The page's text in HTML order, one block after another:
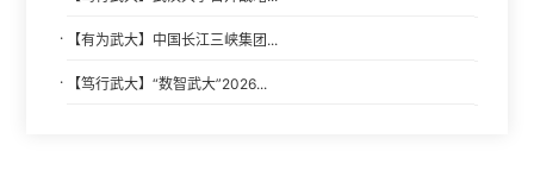
· 【有为武大】中国长江三峡集团...
· 【笃行武大】“数智武大”2026...